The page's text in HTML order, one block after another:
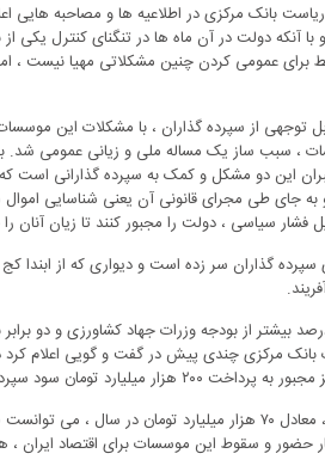
بانک مرکزی در اطلاعیه ها و مصاحبه هایی
آنکه دولت در آن ماه ها در تنگنای کنترل یکی از
عمومی کردن چنین مشکلاتی مهیا نیست ،
از سپرده گذاران ، با مشکلات این
این دو مشکل و کمک به سپرده گذارانی است که
به جای طی مجرای قانونی آن یعنی شناسایی
سیاسی ، دولت را مجبور کنند تا زیان آنان را
گذاران سر زده است و دیواری که از ابندا
یاد نبریم که ۱۱ هزار میلیارد تومان ، ۳۰ درصد بیشتر از بودجه وزرات
بانک مرکزی چندی پیش در گفت و گویی اعلام
تومان سود سپرده به مردم شدند.
دست کم ۳۰ درصد از این سود غیر واقعی ، معادل ۷۰ هزار
حضور و سقوط این موسسات برای اقتصاد ایران